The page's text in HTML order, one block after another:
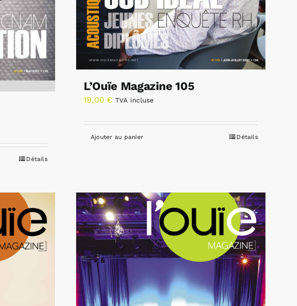
Détails
L’Ouïe Magazine 105
19,00 € TVA incluse
Ajouter au panier Détails